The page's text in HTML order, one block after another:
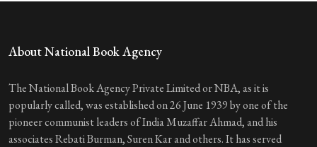
About National Book Agency
The National Book Agency Private Limited or NBA, as it is
popularly called, was established on 26 June 1939 by one of the
pioneer communist leaders of India Muzaffar Ahmad, and his
associates Rebati Burman, Suren Kar and others. It has served